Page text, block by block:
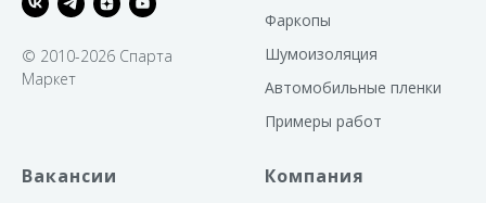
© 2010-2026 Спарта
Маркет
Фаркопы
Шумоизоляция
Автомобильные пленки
Примеры работ
Вакансии Компания